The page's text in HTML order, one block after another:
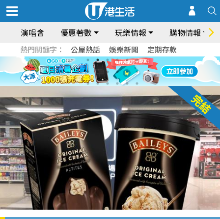
演唱會 優惠著數 玩樂情報 購物情報
熱門關鍵字： 公屋熱話 娛樂新聞 定期存款